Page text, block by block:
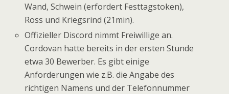
Wand, Schwein (erfordert Festtagstoken),
Ross und Kriegsrind (21min).
Offizieller Discord nimmt Freiwillige an.
Cordovan hatte bereits in der ersten Stunde
etwa 30 Bewerber. Es gibt einige
Anforderungen wie z.B. die Angabe des
richtigen Namens und der Telefonnummer